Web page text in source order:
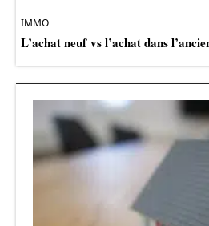
IMMO
L’achat neuf vs l’achat dans